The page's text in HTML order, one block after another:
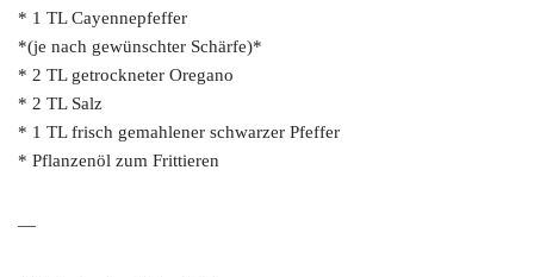
* 1 TL Cayennepfeffer
*(je nach gewünschter Schärfe)*
* 2 TL getrockneter Oregano
* 2 TL Salz
* 1 TL frisch gemahlener schwarzer Pfeffer
* Pflanzenöl zum Frittieren
—